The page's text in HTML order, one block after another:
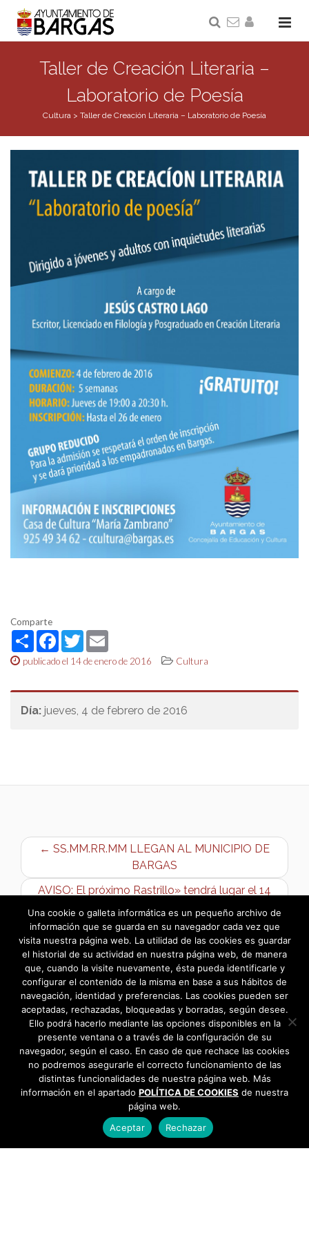
Taller de Creación Literaria –
Laboratorio de Poesía
Cultura > Taller de Creación Literaria – Laboratorio de Poesía
Comparte
ShareFacebook
Twitter
publicado el 14 de enero de 2016 Cultura
Día: jueves, 4 de febrero de 2016
← SS.MM.RR.MM LLEGAN AL MUNICIPIO DE
BARGAS
AVISO: El próximo Rastrillo» tendrá lugar el 14
de febrero.» →
Una cookie o galleta informática es un pequeño archivo de
información que se guarda en su navegador cada vez que
visita nuestra página web. La utilidad de las cookies es guardar
el historial de su actividad en nuestra página web, de manera
que, cuando la visite nuevamente, ésta pueda identificarle y
configurar el contenido de la misma en base a sus hábitos de
navegación, identidad y preferencias. Las cookies pueden ser
aceptadas, rechazadas, bloqueadas y borradas, según desee.
Ello podrá hacerlo mediante las opciones disponibles en la
presente ventana o a través de la configuración de su
navegador, según el caso. En caso de que rechace las cookies
no podremos asegurarle el correcto funcionamiento de las
distintas funcionalidades de nuestra página web. Más
información en el apartado POLÍTICA DE COOKIES de nuestra
página web.
Aceptar
Rechazar